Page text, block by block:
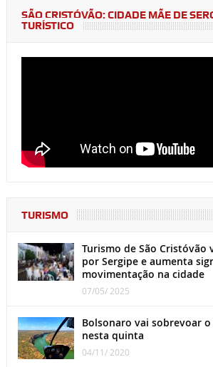
SÃO CRISTÓVÃO: CIDADE MÃE DE
TURÍSTICO
TURISMO
Turismo de São Cristóvão
por Sergipe e aumenta
movimentação na cidade
07/05/ 2025
Bolsonaro vai sobrevoar
nesta quinta
04/11/ 2020